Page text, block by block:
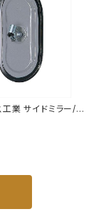
業 サイドミラー/バ
77年いすゞ 300 L0
DI-75